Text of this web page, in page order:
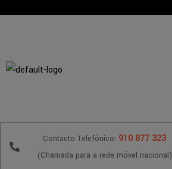
Contacto Telefónico: 910 877 323
(Chamada para a rede móvel nacional)